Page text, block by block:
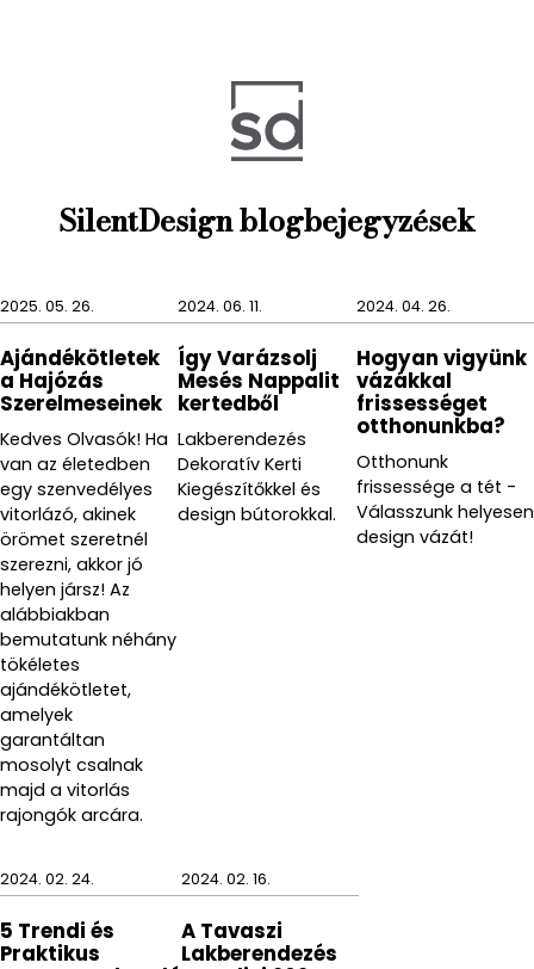
SilentDesign blogbejegyzések
2025. 05. 26.
Ajándékötletek
a Hajózás
Szerelmeseinek
Kedves Olvasók! Ha
van az életedben
egy szenvedélyes
vitorlázó, akinek
örömet szeretnél
szerezni, akkor jó
helyen jársz! Az
alábbiakban
bemutatunk néhány
tökéletes
ajándékötletet,
amelyek
garantáltan
mosolyt csalnak
majd a vitorlás
rajongók arcára.
2024. 06. 11.
Így Varázsolj
Mesés Nappalit
kertedből
Lakberendezés
Dekoratív Kerti
Kiegészítőkkel és
design bútorokkal.
2024. 04. 26.
Hogyan vigyünk
vázákkal
frissességet
otthonunkba?
Otthonunk
frissessége a tét -
Válasszunk helyesen
design vázát!
2024. 02. 24.
5 Trendi és
Praktikus
2024. 02. 16.
A Tavaszi
Lakberendezés